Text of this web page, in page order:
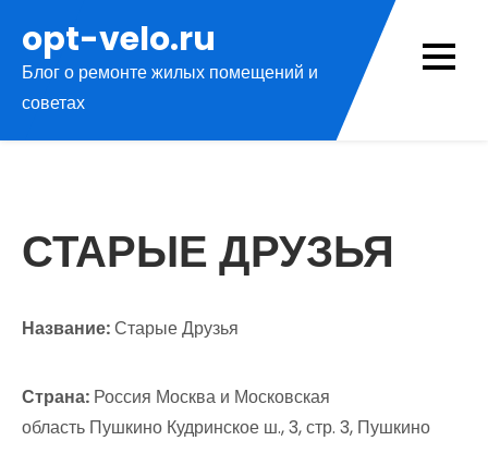
содержимому
opt-velo.ru
Блог о ремонте жилых помещений и
советах
СТАРЫЕ ДРУЗЬЯ
Название:Старые Друзья
Страна: Россия Москва и Московская
область Пушкино Кудринское ш., 3, стр. 3, Пушкино